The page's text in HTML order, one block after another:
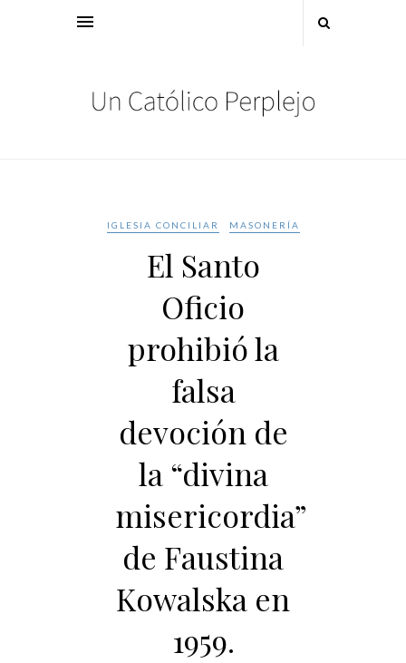
IGLESIA CONCILIAR MASONERÍA
El Santo
Oficio
prohibió la
falsa
devoción de
la “divina
misericordia”
de Faustina
Kowalska en
1959.